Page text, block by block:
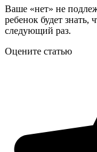
Ваше «нет» не
ребенок будет
следующий раз.
Оцените статью